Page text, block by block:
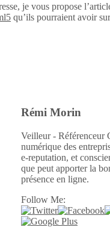
je vous propose
qu’ils pourraient avoir
Rémi Morin
Veilleur - Référenceur
numérique des
e-reputation, et
que peut apporter la
présence en ligne.
Follow Me: